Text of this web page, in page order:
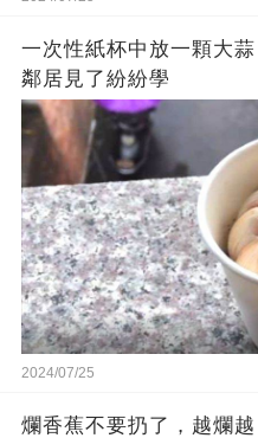
一次性紙杯中放一顆大
鄰居見了紛紛學
2024/07/25
爛香蕉不要扔了，越爛